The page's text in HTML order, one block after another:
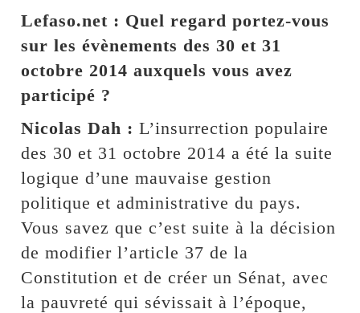
Lefaso.net : Quel regard portez-vous
sur les évènements des 30 et 31
octobre 2014 auxquels vous avez
participé ?
Nicolas Dah : L’insurrection populaire
des 30 et 31 octobre 2014 a été la suite
logique d’une mauvaise gestion
politique et administrative du pays.
Vous savez que c’est suite à la décision
de modifier l’article 37 de la
Constitution et de créer un Sénat, avec
la pauvreté qui sévissait à l’époque,